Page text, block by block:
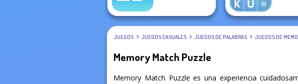
JUEGOS JUEGOS CASUALES JUEGOS DE PALABRAS JUEGOS DE
Memory Match Puzzle
Memory Match Puzzle es una experiencia